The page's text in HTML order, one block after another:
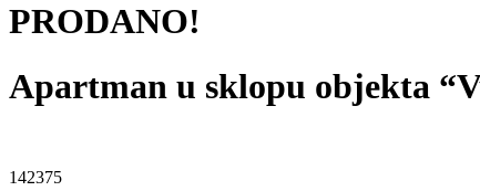
PRODANO!
Apartman u sklopu objekta
142375